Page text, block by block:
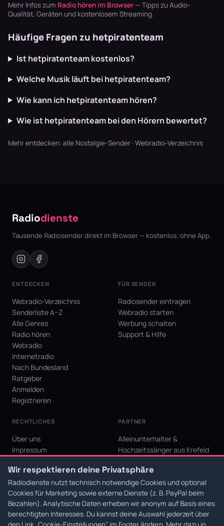
Mehr Infos zum Radio hören im Browser — Tipps zu Audio-
Qualität, Geräten und kostenlosem Streaming.
Häufige Fragen zu hetpiratenteam
Ist hetpiratenteam kostenlos?
Welche Musik läuft bei hetpiratenteam?
Wie kann ich hetpiratenteam hören?
Wie ist hetpiratenteam bei den Hörern bewertet?
Mehr entdecken: alle Nostalgie-Sender · Webradio-Verzeichnis
Radiodienste
Tausende Radiosender direkt im Browser — kostenlos, ohne App.
ENTDECKEN
Webradio-Verzeichnis
Senderliste A–Z
Alle Genres
Radio hören
Webradio
Internetradio
Nach Bundesland
Ratgeber
Anmelden
Registrieren
FÜR SENDER
Radiosender eintragen
Webradio starten
Werbung schalten
Support & Hilfe
RECHTLICHES
Über uns
Impressum
AGB
Cookie-Einstellungen
PARTNER
Alleinunterhalter &
Hochzeitssänger aus Krefeld
Krefeld für den Niederrhein
Wir respektieren deine Privatsphäre
Radiodienste nutzt technisch notwendige Cookies und optional
Cookies für Marketing sowie externe Dienste (z. B. PayPal beim
Bezahlen). Analytische Daten erheben wir anonym auf Basis eines
berechtigten Interesses. Du kannst deine Auswahl jederzeit über